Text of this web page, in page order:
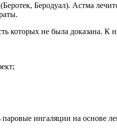
Беродуал). Астма
которых не была доказана. К
ингаляции на основе